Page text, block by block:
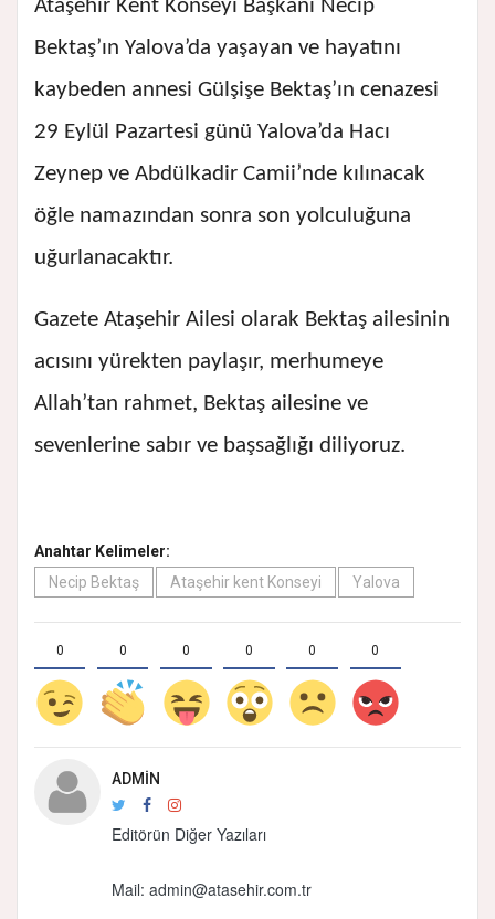
Ataşehir Kent Konseyi Başkanı Necip
Bektaş’ın Yalova’da yaşayan ve hayatını
kaybeden annesi Gülşişe Bektaş’ın cenazesi
29 Eylül Pazartesi günü Yalova’da Hacı
Zeynep ve Abdülkadir Camii’nde kılınacak
öğle namazından sonra son yolculuğuna
uğurlanacaktır.
Gazete Ataşehir Ailesi olarak Bektaş ailesinin
acısını yürekten paylaşır, merhumeye
Allah’tan rahmet, Bektaş ailesine ve
sevenlerine sabır ve başsağlığı diliyoruz.
Anahtar Kelimeler:
Necip Bektaş
Ataşehir kent Konseyi Yalova
0 0 0 0 0 0
ADMIN
Editörün Diğer Yazıları
Mail: admin@atasehir.com.tr